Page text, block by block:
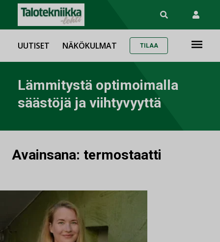
UUTISET NÄKÖKULMAT TILAA
Lämmitystä optimoimalla
säästöjä ja viihtyvyyttä
Avainsana: termostaatti